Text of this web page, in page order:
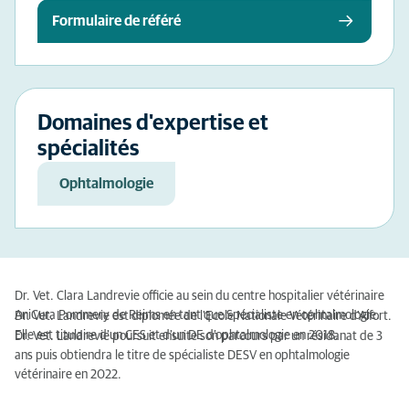
Formulaire de référé
Domaines d'expertise et
spécialités
Ophtalmologie
Dr. Vet. Clara Landrevie officie au sein du centre hospitalier vétérinaire
AniCura Pommery de Reims en tant que Spécialiste en ophtalmologie.
Dr. Vet. Landrevie est diplomée de l'Ecole Nationale Vétérinaire d'Alfort.
Elle est titulaire d'un CES et d'un DE d’ophtalmologie en 2018.
Dr. Vet. Landrevie poursuit ensuite son parcours par un résidanat de 3
ans puis obtiendra le titre de spécialiste DESV en ophtalmologie
vétérinaire en 2022.